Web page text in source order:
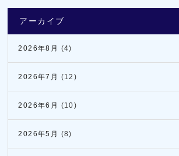
アーカイブ
2026年8月 (4)
2026年7月 (12)
2026年6月 (10)
2026年5月 (8)